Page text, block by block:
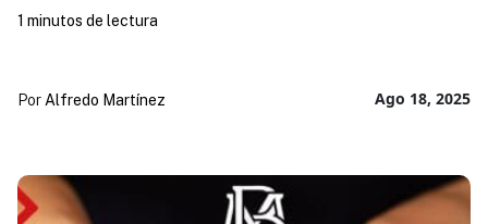
Ago 18, 2025
Por Alfredo Martínez
1 minutos de lectura